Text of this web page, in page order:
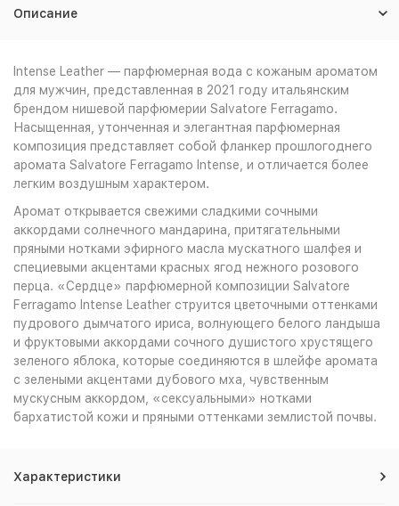
Описание
Intense Leather — парфюмерная вода с кожаным ароматом
для мужчин, представленная в 2021 году итальянским
брендом нишевой парфюмерии Salvatore Ferragamo.
Насыщенная, утонченная и элегантная парфюмерная
композиция представляет собой фланкер прошлогоднего
аромата Salvatore Ferragamo Intense, и отличается более
легким воздушным характером.
Аромат открывается свежими сладкими сочными
аккордами солнечного мандарина, притягательными
пряными нотками эфирного масла мускатного шалфея и
специевыми акцентами красных ягод нежного розового
перца. «Сердце» парфюмерной композиции Salvatore
Ferragamo Intense Leather струится цветочными оттенками
пудрового дымчатого ириса, волнующего белого ландыша
и фруктовыми аккордами сочного душистого хрустящего
зеленого яблока, которые соединяются в шлейфе аромата
с зелеными акцентами дубового мха, чувственным
мускусным аккордом, «сексуальными» нотками
бархатистой кожи и пряными оттенками землистой почвы.
Характеристики